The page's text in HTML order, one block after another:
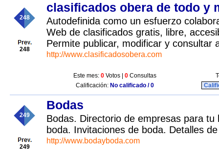
248
248
clasificados obera de todo y
Autodefinida como un esfuerzo
Web de clasificados gratis, libre,
Permite publicar, modificar y consultar
http://www.clasificadosobera.com
Este mes: 0 Votos | 0 Consultas
Calificación: No calificado / 0
249
249
Bodas
Bodas. Directorio de empresas para tu
boda. Invitaciones de boda. Detalles
http://www.bodayboda.com